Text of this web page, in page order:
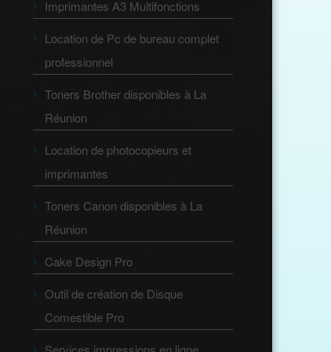
Imprimantes A3 Multifonctions
Location de Pc de bureau complet
professionnel
Toners Brother disponibles à La
Réunion
Location de photocopieurs et
imprimantes
Toners Canon disponibles à La
Réunion
Cake Design Pro
Outil de création de Disque
Comestible Pro